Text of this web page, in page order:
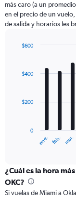
más caro (a un
en el precio de un
de salida y horarios les
with
12
The
categories.
Range:
12
ene. feb. mar.
0
$200
$400
$600
¿Cuál es la hora
OKC?
Si vuelas de Miami a